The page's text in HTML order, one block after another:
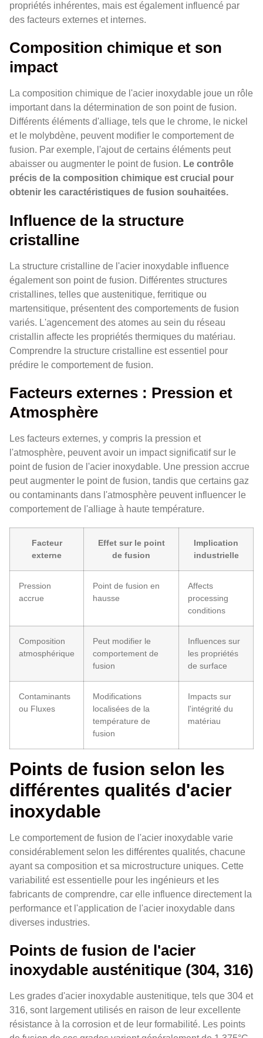
propriétés inhérentes, mais est également influencé par
des facteurs externes et internes.
Composition chimique et son
impact
La composition chimique de l'acier inoxydable joue un rôle
important dans la détermination de son point de fusion.
Différents éléments d'alliage, tels que le chrome, le nickel
et le molybdène, peuvent modifier le comportement de
fusion. Par exemple, l'ajout de certains éléments peut
abaisser ou augmenter le point de fusion. Le contrôle
précis de la composition chimique est crucial pour
obtenir les caractéristiques de fusion souhaitées.
Influence de la structure
cristalline
La structure cristalline de l'acier inoxydable influence
également son point de fusion. Différentes structures
cristallines, telles que austenitique, ferritique ou
martensitique, présentent des comportements de fusion
variés. L'agencement des atomes au sein du réseau
cristallin affecte les propriétés thermiques du matériau.
Comprendre la structure cristalline est essentiel pour
prédire le comportement de fusion.
Facteurs externes : Pression et
Atmosphère
Les facteurs externes, y compris la pression et
l'atmosphère, peuvent avoir un impact significatif sur le
point de fusion de l'acier inoxydable. Une pression accrue
peut augmenter le point de fusion, tandis que certains gaz
ou contaminants dans l'atmosphère peuvent influencer le
comportement de l'alliage à haute température.
Facteur
externe
Effet sur le point
de fusion
Implication
industrielle
Pression
accrue
Point de fusion en
hausse
Affects
processing
conditions
Composition
atmosphérique
Peut modifier le
comportement de
fusion
Influences sur
les propriétés
de surface
Contaminants
ou Fluxes
Modifications
localisées de la
température de
fusion
Impacts sur
l'intégrité du
matériau
Points de fusion selon les
différentes qualités d'acier
inoxydable
Le comportement de fusion de l'acier inoxydable varie
considérablement selon les différentes qualités, chacune
ayant sa composition et sa microstructure uniques. Cette
variabilité est essentielle pour les ingénieurs et les
fabricants de comprendre, car elle influence directement la
performance et l'application de l'acier inoxydable dans
diverses industries.
Points de fusion de l'acier
inoxydable austénitique (304, 316)
Les grades d'acier inoxydable austenitique, tels que 304 et
316, sont largement utilisés en raison de leur excellente
résistance à la corrosion et de leur formabilité. Les points